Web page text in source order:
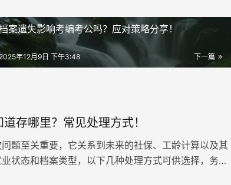
案遗失影响考编考公吗？应对策略分享！
下一篇
年12月9日 下午3:48
存哪里？常见处理方式！
题至关重要，它关系到未来的社保、工龄计算以及其
状态和档案类型，以下几种处理方式可供选择，务必